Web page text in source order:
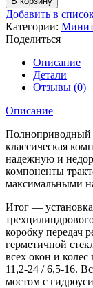
Минитрактор
Foton
Lovol
TE-
244C,
ГУ,
1
гидровыход
Добавить в
Категории:
Поделиться
Описание
Детали
Отзывы (0)
Описание
Полноприводный
классическая
надежную и
компоненты
максимальными
Итог —
коробку передач
герметичной
всех окон и колес
11,2-24 / 6,5-16.
мостом с